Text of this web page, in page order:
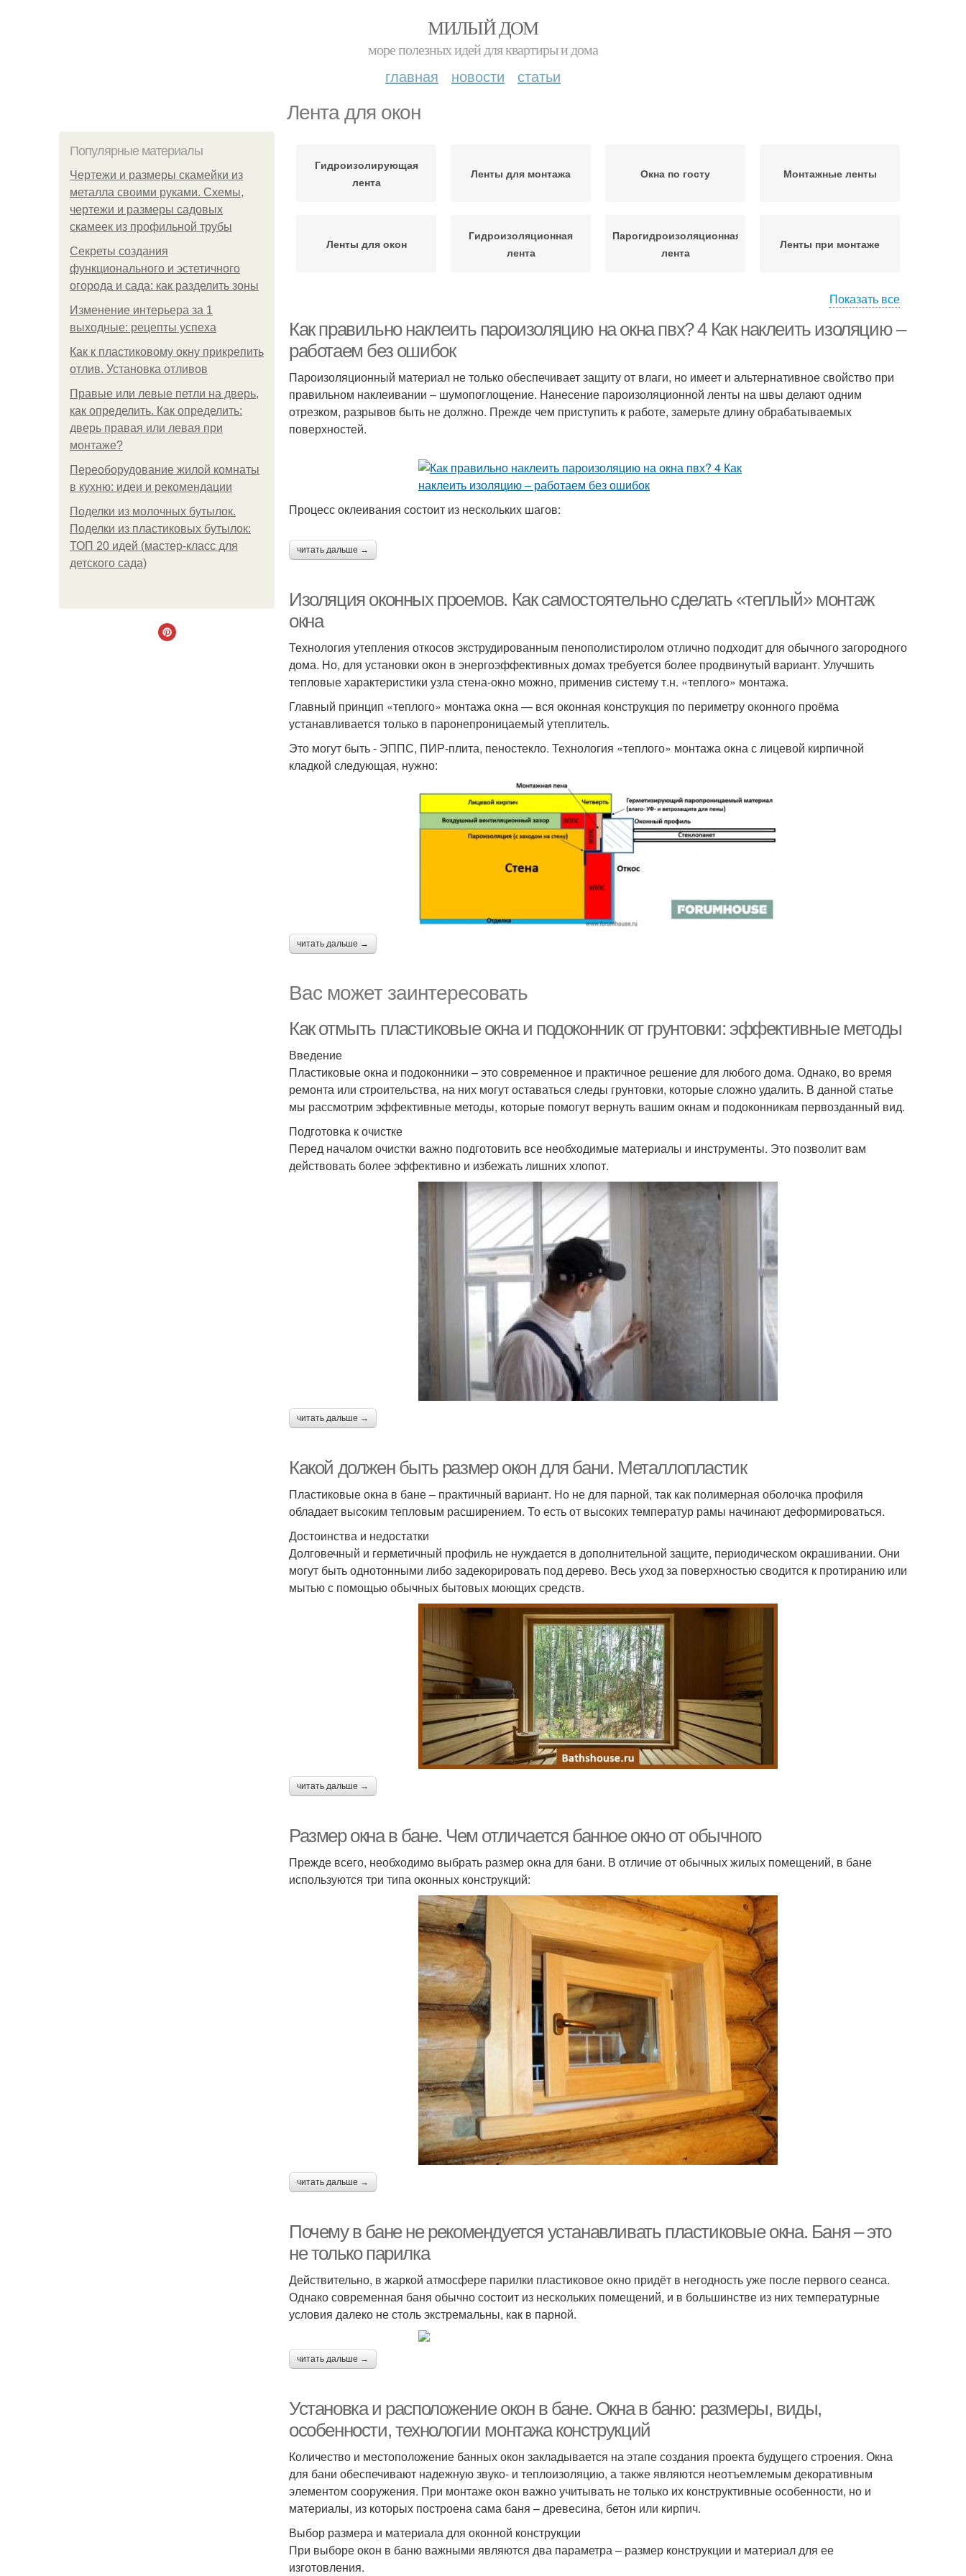
МИЛЫЙ ДОМ
море полезных идей для квартиры и дома
главная новости статьи
Лента для окон
Популярные материалы
Чертежи и размеры скамейки из
металла своими руками. Схемы,
чертежи и размеры садовых
скамеек из профильной трубы
Секреты создания
функционального и эстетичного
огорода и сада: как разделить зоны
Изменение интерьера за 1
выходные: рецепты успеха
Как к пластиковому окну прикрепить
отлив. Установка отливов
Правые или левые петли на дверь,
как определить. Как определить:
дверь правая или левая при
монтаже?
Переоборудование жилой комнаты
в кухню: идеи и рекомендации
Поделки из молочных бутылок.
Поделки из пластиковых бутылок:
ТОП 20 идей (мастер-класс для
детского сада)
Гидроизолирующая
лента
Ленты для монтажа Окна по госту Монтажные ленты
Ленты для окон
Гидроизоляционная
лента
Парогидроизоляционная
лента
Ленты при монтаже
лента
Изоляция для
пластиковых окон
Показать все
Как правильно наклеить пароизоляцию на окна пвх? 4 Как наклеить изоляцию –
работаем без ошибок
Пароизоляционный материал не только обеспечивает защиту от влаги, но имеет и альтернативное свойство при
правильном наклеивании – шумопоглощение. Нанесение пароизоляционной ленты на швы делают одним
отрезком, разрывов быть не должно. Прежде чем приступить к работе, замерьте длину обрабатываемых
поверхностей.
Процесс оклеивания состоит из нескольких шагов:
читать дальше →
Изоляция оконных проемов. Как самостоятельно сделать «теплый» монтаж
окна
Технология утепления откосов экструдированным пенополистиролом отлично подходит для обычного загородного
дома. Но, для установки окон в энергоэффективных домах требуется более продвинутый вариант. Улучшить
тепловые характеристики узла стена-окно можно, применив систему т.н. «теплого» монтажа.
Главный принцип «теплого» монтажа окна — вся оконная конструкция по периметру оконного проёма
устанавливается только в паронепроницаемый утеплитель.
Это могут быть - ЭППС, ПИР-плита, пеностекло. Технология «теплого» монтажа окна с лицевой кирпичной
кладкой следующая, нужно:
читать дальше →
Вас может заинтересовать
Как отмыть пластиковые окна и подоконник от грунтовки: эффективные методы
Введение
Пластиковые окна и подоконники – это современное и практичное решение для любого дома. Однако, во время
ремонта или строительства, на них могут оставаться следы грунтовки, которые сложно удалить. В данной статье
мы рассмотрим эффективные методы, которые помогут вернуть вашим окнам и подоконникам первозданный вид.
Подготовка к очистке
Перед началом очистки важно подготовить все необходимые материалы и инструменты. Это позволит вам
действовать более эффективно и избежать лишних хлопот.
читать дальше →
Какой должен быть размер окон для бани. Металлопластик
Пластиковые окна в бане – практичный вариант. Но не для парной, так как полимерная оболочка профиля
обладает высоким тепловым расширением. То есть от высоких температур рамы начинают деформироваться.
Достоинства и недостатки
Долговечный и герметичный профиль не нуждается в дополнительной защите, периодическом окрашивании. Они
могут быть однотонными либо задекорировать под дерево. Весь уход за поверхностью сводится к протиранию или
мытью с помощью обычных бытовых моющих средств.
читать дальше →
Размер окна в бане. Чем отличается банное окно от обычного
Прежде всего, необходимо выбрать размер окна для бани. В отличие от обычных жилых помещений, в бане
используются три типа оконных конструкций:
читать дальше →
Почему в бане не рекомендуется устанавливать пластиковые окна. Баня – это
не только парилка
Действительно, в жаркой атмосфере парилки пластиковое окно придёт в негодность уже после первого сеанса.
Однако современная баня обычно состоит из нескольких помещений, и в большинстве из них температурные
условия далеко не столь экстремальны, как в парной.
читать дальше →
Установка и расположение окон в бане. Окна в баню: размеры, виды,
особенности, технологии монтажа конструкций
Количество и местоположение банных окон закладывается на этапе создания проекта будущего строения. Окна
для бани обеспечивают надежную звуко- и теплоизоляцию, а также являются неотъемлемым декоративным
элементом сооружения. При монтаже окон важно учитывать не только их конструктивные особенности, но и
материалы, из которых построена сама баня – древесина, бетон или кирпич.
Выбор размера и материала для оконной конструкции
При выборе окон в баню важными являются два параметра – размер конструкции и материал для ее
изготовления.